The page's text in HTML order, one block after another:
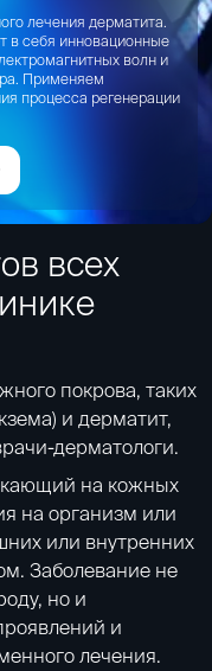
лечения дерматита.
в себя инновационные
волн и
Применяем
процесса регенерации
всех
покрова, таких
и дерматит,
дерматологи.
на кожных
на организм или
или внутренних
Заболевание не
но и
и
лечения.